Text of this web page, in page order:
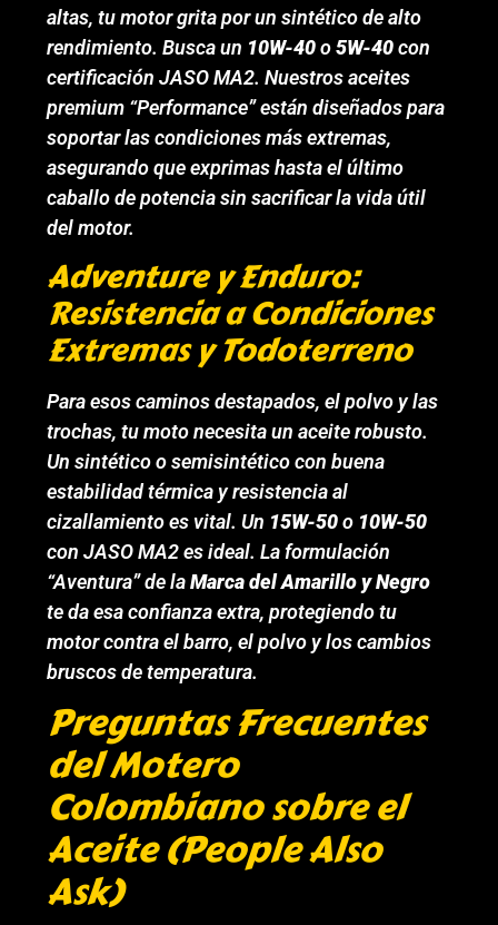
altas, tu motor grita por un sintético de alto
rendimiento. Busca un 10W-40o5W-40con
certificación JASO MA2. Nuestros aceites
premium “Performance” están diseñados para
soportar las condiciones más extremas,
asegurando que exprimas hasta el último
caballo de potencia sin sacrificar la vida útil
del motor.
Adventure y Enduro:
Resistencia a Condiciones
Extremas y Todoterreno
Para esos caminos destapados, el polvo y las
trochas, tu moto necesita un aceite robusto.
Un sintético o semisintético con buena
estabilidad térmica y resistencia al
cizallamiento es vital. Un 15W-50o 10W-50
con JASO MA2 es ideal. La formulación
“Aventura” de laMarca del Amarillo y Negro
te da esa confianza extra, protegiendo tu
motor contra el barro, el polvo y los cambios
bruscos de temperatura.
Preguntas Frecuentes
del Motero
Colombiano sobre el
Aceite (People Also
Ask)